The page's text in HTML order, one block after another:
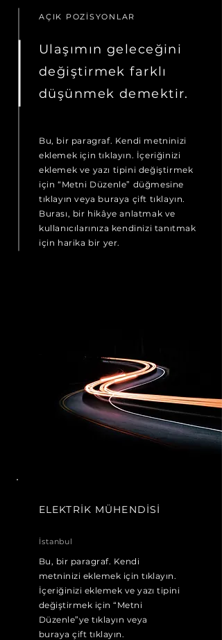
AÇIK POZİSYONLAR
Ulaşımın geleceğini
değiştirmek farklı
düşünmek demektir.
Bu, bir paragraf. Kendi metninizi
eklemek için tıklayın. İçeriğinizi
eklemek ve yazı tipini değiştirmek
için “Metni Düzenle” düğmesine
tıklayın veya buraya çift tıklayın.
Burası, bir hikâye anlatmak ve
kullanıcılarınıza kendinizi tanıtmak
için harika bir yer.
ELEKTRİK MÜHENDİSİ
İstanbul
Bu, bir paragraf. Kendi
metninizi eklemek için tıklayın.
İçeriğinizi eklemek ve yazı tipini
değiştirmek için “Metni
Düzenle”ye tıklayın veya
buraya çift tıklayın.